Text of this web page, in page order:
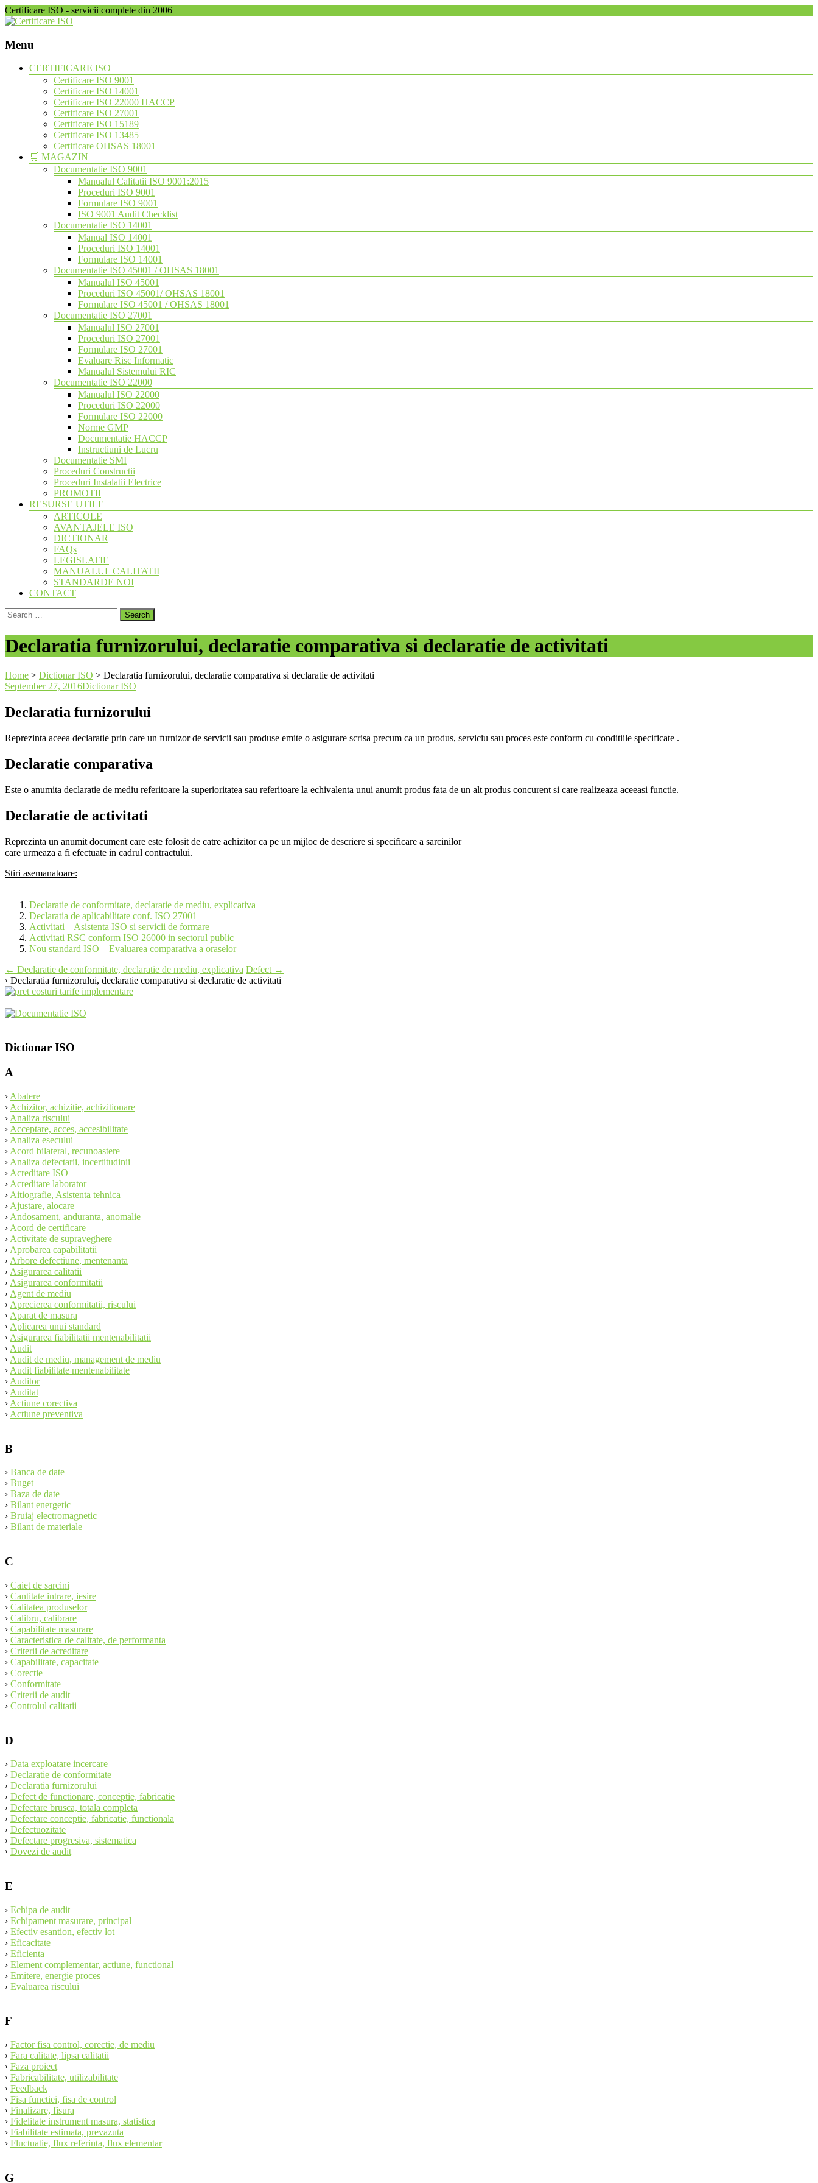
Certificare ISO - servicii complete din 2006
Menu
Skip
CERTIFICARE ISO
Certificare ISO 9001
Certificare ISO 14001
Certificare ISO 22000 HACCP
Certificare ISO 27001
Certificare ISO 15189
Certificare ISO 13485
Certificare OHSAS 18001
🛒 MAGAZIN
Documentatie ISO 9001
Manualul Calitatii ISO 9001:2015
Proceduri ISO 9001
Formulare ISO 9001
ISO 9001 Audit Checklist
Documentatie ISO 14001
Manual ISO 14001
Proceduri ISO 14001
Formulare ISO 14001
Documentatie ISO 45001 / OHSAS 18001
Manualul ISO 45001
Proceduri ISO 45001/ OHSAS 18001
Formulare ISO 45001 / OHSAS 18001
Documentatie ISO 27001
Manualul ISO 27001
Proceduri ISO 27001
Formulare ISO 27001
Evaluare Risc Informatic
Manualul Sistemului RIC
Documentatie ISO 22000
Manualul ISO 22000
Proceduri ISO 22000
Formulare ISO 22000
Norme GMP
Documentatie HACCP
Instructiuni de Lucru
Documentatie SMI
Proceduri Constructii
Proceduri Instalatii Electrice
PROMOTII
RESURSE UTILE
ARTICOLE
AVANTAJELE ISO
DICTIONAR
FAQs
LEGISLATIE
MANUALUL CALITATII
STANDARDE NOI
CONTACT
Search
for:
Declaratia furnizorului, declaratie comparativa si declaratie de activitati
Home > Dictionar ISO > Declaratia furnizorului, declaratie comparativa si declaratie de activitati
September 27, 2016Dictionar ISO
Declaratia furnizorului
Reprezinta aceea declaratie prin care un furnizor de servicii sau produse emite o asigurare scrisa precum ca un produs, serviciu sau proces este conform cu conditiile specificate .
Declaratie comparativa
Este o anumita declaratie de mediu referitoare la superioritatea sau referitoare la echivalenta unui anumit produs fata de un alt produs concurent si care realizeaza aceeasi functie.
Declaratie de activitati
Reprezinta un anumit document care este folosit de catre achizitor ca pe un mijloc de descriere si specificare a sarcinilor
care urmeaza a fi efectuate in cadrul contractului.
Stiri asemanatoare:
Declaratie de conformitate, declaratie de mediu, explicativa
Declaratia de aplicabilitate conf. ISO 27001
Activitati – Asistenta ISO si servicii de formare
Activitati RSC conform ISO 26000 in sectorul public
Nou standard ISO – Evaluarea comparativa a oraselor
Post
navigation
← Declaratie de conformitate, declaratie de mediu, explicativa Defect →
› Declaratia furnizorului, declaratie comparativa si declaratie de activitati
Dictionar ISO
A
› Abatere
› Achizitor, achizitie, achizitionare
› Analiza riscului
› Acceptare, acces, accesibilitate
› Analiza esecului
› Acord bilateral, recunoastere
› Analiza defectarii, incertitudinii
› Acreditare ISO
› Acreditare laborator
› Aitiografie, Asistenta tehnica
› Ajustare, alocare
› Andosament, anduranta, anomalie
› Acord de certificare
› Activitate de supraveghere
› Aprobarea capabilitatii
› Arbore defectiune, mentenanta
› Asigurarea calitatii
› Asigurarea conformitatii
› Agent de mediu
› Aprecierea conformitatii, riscului
› Aparat de masura
› Aplicarea unui standard
› Asigurarea fiabilitatii mentenabilitatii
› Audit
› Audit de mediu, management de mediu
› Audit fiabilitate mentenabilitate
› Auditor
› Auditat
› Actiune corectiva
› Actiune preventiva
B
› Banca de date
› Buget
› Baza de date
› Bilant energetic
› Bruiaj electromagnetic
› Bilant de materiale
C
› Caiet de sarcini
› Cantitate intrare, iesire
› Calitatea produselor
› Calibru, calibrare
› Capabilitate masurare
› Caracteristica de calitate, de performanta
› Criterii de acreditare
› Capabilitate, capacitate
› Corectie
› Conformitate
› Criterii de audit
› Controlul calitatii
D
› Data exploatare incercare
› Declaratie de conformitate
› Declaratia furnizorului
› Defect de functionare, conceptie, fabricatie
› Defectare brusca, totala completa
› Defectare conceptie, fabricatie, functionala
› Defectuozitate
› Defectare progresiva, sistematica
› Dovezi de audit
E
› Echipa de audit
› Echipament masurare, principal
› Efectiv esantion, efectiv lot
› Eficacitate
› Eficienta
› Element complementar, actiune, functional
› Emitere, energie proces
› Evaluarea riscului
F
› Factor fisa control, corectie, de mediu
› Fara calitate, lipsa calitatii
› Faza proiect
› Fabricabilitate, utilizabilitate
› Feedback
› Fisa functiei, fisa de control
› Finalizare, fisura
› Fidelitate instrument masura, statistica
› Fiabilitate estimata, prevazuta
› Fluctuatie, flux referinta, flux elementar
G